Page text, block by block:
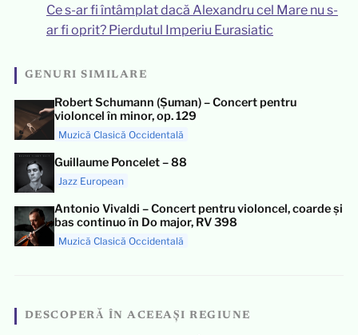
Ce s-ar fi întâmplat dacă Alexandru cel Mare nu s-
ar fi oprit? Pierdutul Imperiu Eurasiatic
GENURI SIMILARE
Robert Schumann (Șuman) – Concert pentru
violoncel în minor, op. 129
Muzică Clasică Occidentală
Guillaume Poncelet – 88
Jazz European
Antonio Vivaldi – Concert pentru violoncel, coarde și
bas continuo în Do major, RV 398
Muzică Clasică Occidentală
DESCOPERĂ ÎN ACEEAȘI REGIUNE